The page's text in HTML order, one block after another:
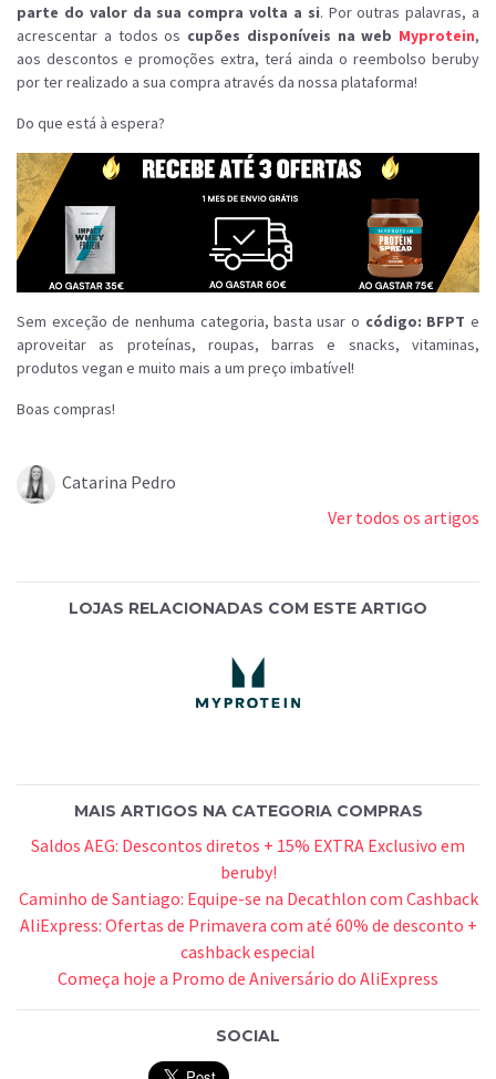
parte do valor da sua compra volta a si. Por outras palavras, a
acrescentar a todos os cupões disponíveis na web Myprotein,
aos descontos e promoções extra, terá ainda o reembolso beruby
por ter realizado a sua compra através da nossa plataforma!
Do que está à espera?
Sem exceção de nenhuma categoria, basta usar o código: BFPT e
aproveitar as proteínas, roupas, barras e snacks, vitaminas,
produtos vegan e muito mais a um preço imbatível!
Boas compras!
Catarina Pedro
Ver todos os artigos
LOJAS RELACIONADAS COM ESTE ARTIGO
MAIS ARTIGOS NA CATEGORIA COMPRAS
Saldos AEG: Descontos diretos + 15% EXTRA Exclusivo em
beruby!
Caminho de Santiago: Equipe-se na Decathlon com Cashback
AliExpress: Ofertas de Primavera com até 60% de desconto +
cashback especial
Começa hoje a Promo de Aniversário do AliExpress
SOCIAL